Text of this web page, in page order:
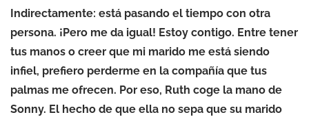
Indirectamente: está pasando el tiempo con otra
persona. ¡Pero me da igual! Estoy contigo. Entre tener
tus manos o creer que mi marido me está siendo
infiel, prefiero perderme en la compañía que tus
palmas me ofrecen. Por eso, Ruth coge la mano de
Sonny. El hecho de que ella no sepa que su marido